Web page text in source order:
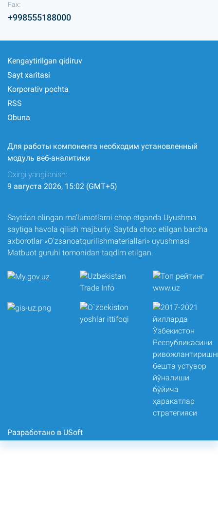
Fax:
+998555188000
Kengaytirilgan qidiruv
Sayt xaritasi
Korporativ pochta
RSS
Obuna
Для работы компонента необходим установленный
модуль веб-аналитики
Oxirgi yangilanish:
9 августа 2026, 15:02 (GMT+5)
Saytdan olingan ma’lumotlarni chop etganda Uyushma
saytiga havola qilish majburiy. Saytda chop etilgan barcha
axborotlar «O‘zsanoatqurilishmateriallari» uyushmasi
Matbuot guruhi tomonidan taqdim etilgan.
Разработано в USoft